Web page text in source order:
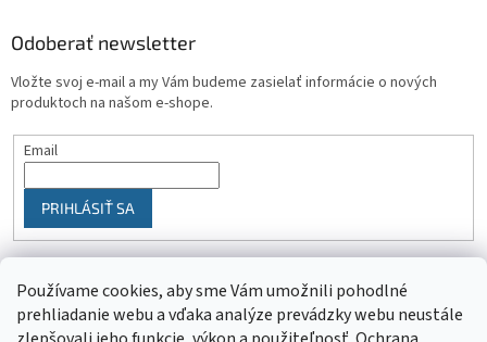
Používame cookies, aby sme Vám umožnili pohodlné
prehliadanie webu a vďaka analýze prevádzky webu neustále
Odoberať newsletter
Vložte svoj e-mail a my Vám budeme zasielať informácie o nových
produktoch na našom e-shope.
Email
PRIHLÁSIŤ SA